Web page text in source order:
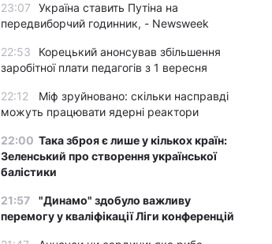
23:07
Україна ставить Путіна на
передвиборчий годинник, - Newsweek
22:53
Корецький анонсував збільшення
заробітної плати педагогів з 1 вересня
22:12
Міф зруйновано: скільки насправді
можуть працювати ядерні реактори
22:00 Така зброя є лише у кількох країн:
Зеленський про створення української
балістики
21:57
"Динамо" здобуло важливу
перемогу у кваліфікації Ліги конференцій